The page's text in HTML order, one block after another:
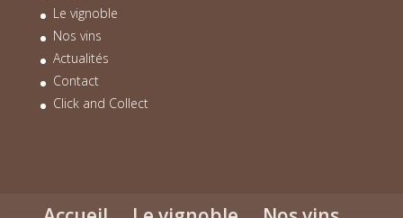
Le vignoble
Nos vins
Actualités
Contact
Click and Collect